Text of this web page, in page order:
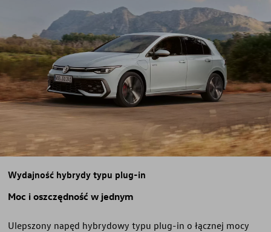
Wydajność hybrydy typu plug-in
Moc i oszczędność w jednym
Ulepszony napęd hybrydowy typu plug-in o łącznej mocy